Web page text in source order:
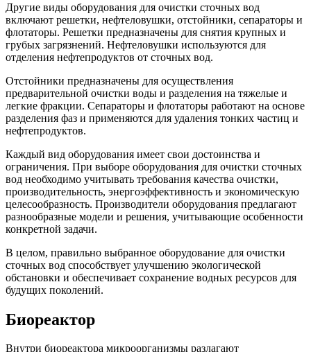
Другие виды оборудования для очистки сточных вод
включают решетки, нефтеловушки, отстойники, сепараторы и
флотаторы. Решетки предназначены для снятия крупных и
грубых загрязнений. Нефтеловушки используются для
отделения нефтепродуктов от сточных вод.
Отстойники предназначены для осуществления
предварительной очистки воды и разделения на тяжелые и
легкие фракции. Сепараторы и флотаторы работают на основе
разделения фаз и применяются для удаления тонких частиц и
нефтепродуктов.
Каждый вид оборудования имеет свои достоинства и
ограничения. При выборе оборудования для очистки сточных
вод необходимо учитывать требования качества очистки,
производительность, энергоэффективность и экономическую
целесообразность. Производители оборудования предлагают
разнообразные модели и решения, учитывающие особенности
конкретной задачи.
В целом, правильно выбранное оборудование для очистки
сточных вод способствует улучшению экологической
обстановки и обеспечивает сохранение водных ресурсов для
будущих поколений.
Биореактор
Внутри биореактора микроорганизмы разлагают